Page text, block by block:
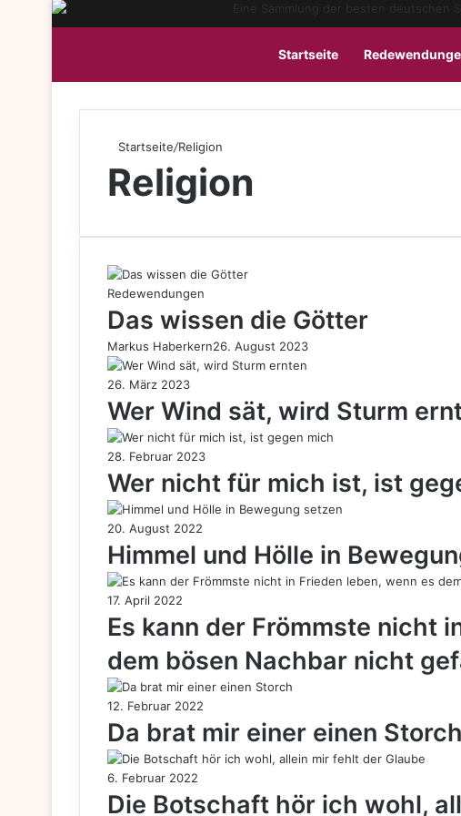
Startseite
Startseite/Religion
Religion
Redewendungen
Das wissen die Götter
Markus Haberkern26. August 2023
26. März 2023
Wer Wind sät, wird Sturm
28. Februar 2023
Wer nicht für mich ist, ist
20. August 2022
Himmel und Hölle in
17. April 2022
Es kann der Frömmste nicht
dem bösen Nachbar nicht
12. Februar 2022
Da brat mir einer einen Storch
6. Februar 2022
Die Botschaft hör ich wohl,